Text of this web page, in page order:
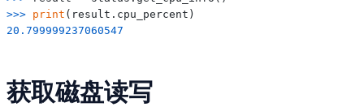
>>> print
20.799999237060547
获取磁盘读写